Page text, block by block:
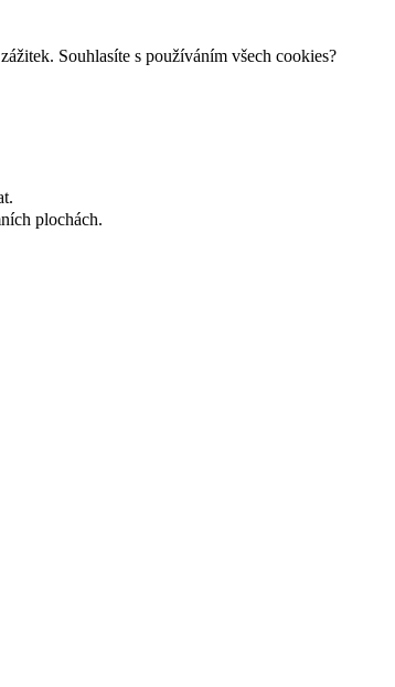
Souhlasíte s používáním všech cookies?
plochách.